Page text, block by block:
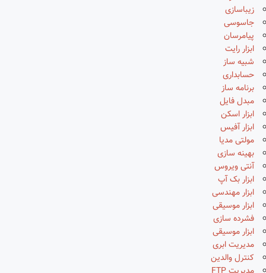
زیباسازی
جاسوسی
پیامرسان
ابزار رایت
شبیه ساز
حسابداری
برنامه ساز
مبدل فایل
ابزار اسکن
ابزار آفیس
مولتی مدیا
بهینه سازی
آنتی ویروس
ابزار بک آپ
ابزار مهندسی
ابزار موسیقی
فشرده سازی
ابزار موسیقی
مدیریت ابری
کنترل والدین